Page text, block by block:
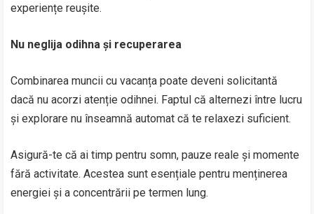
experiențe reușite.
Nu neglija odihna și recuperarea
Combinarea muncii cu vacanța poate deveni solicitantă
dacă nu acorzi atenție odihnei. Faptul că alternezi între lucru
și explorare nu înseamnă automat că te relaxezi suficient.
Asigură-te că ai timp pentru somn, pauze reale și momente
fără activitate. Acestea sunt esențiale pentru menținerea
energiei și a concentrării pe termen lung.